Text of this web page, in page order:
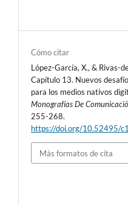
Cómo citar
López-García, X., & Rivas-
Capítulo 13. Nuevos
para los medios nativos
Monografías De
255-268.
https://doi.org/10.52495/
Más formatos de cita